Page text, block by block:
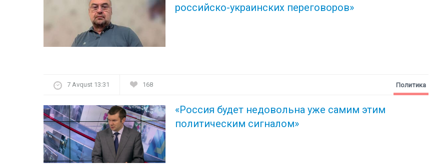
российско-украинских переговоров»
7 Avqust 13:31 168
«Россия будет недовольна уже самим этим
политическим сигналом»
Политика